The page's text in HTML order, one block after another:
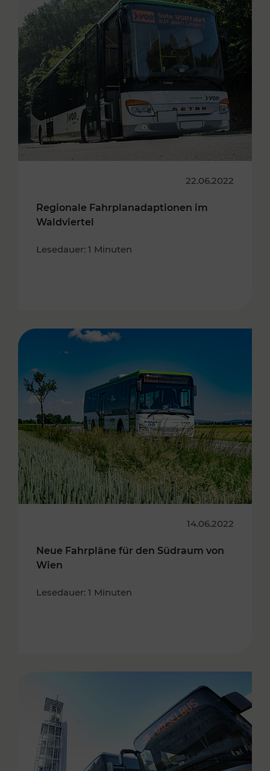
22.06.2022
Regionale Fahrplanadaptionen im
Waldviertel
Lesedauer: 1 Minuten
14.06.2022
Neue Fahrpläne für den Südraum von
Wien
Lesedauer: 1 Minuten